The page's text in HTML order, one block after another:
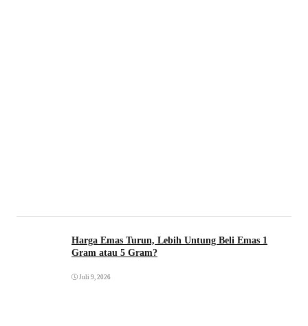
Harga Emas Turun, Lebih Untung Beli Emas 1
Gram atau 5 Gram?
Juli 9, 2026